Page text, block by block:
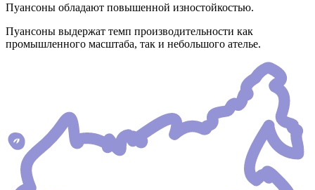
Пуансоны обладают повышенной изностойкостью.
Пуансоны выдержат темп производительности как
промышленного масштаба, так и небольшого ателье.